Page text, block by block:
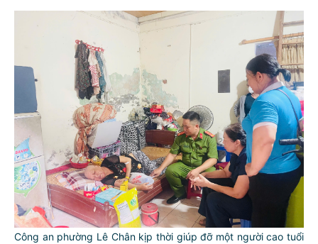
Công an phường Lê Chân kịp thời giúp đỡ một người cao tuổi